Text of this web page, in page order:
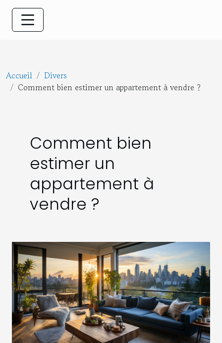
Accueil
Divers
Comment bien estimer un appartement à vendre ?
Comment bien
estimer un
appartement à
vendre ?